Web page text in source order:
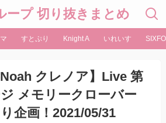
ープ 切り抜きまとめ
すとぷり Knight A いれいす
クレノア】Live 第
メモリークローバー
企画！2021/05/31